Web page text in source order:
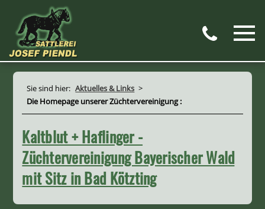
Sie sind hier: Aktuelles & Links >
Die Homepage unserer Züchtervereinigung :
Kaltblut + Haflinger -
Züchtervereinigung Bayerischer Wald
mit Sitz in Bad Kötzting